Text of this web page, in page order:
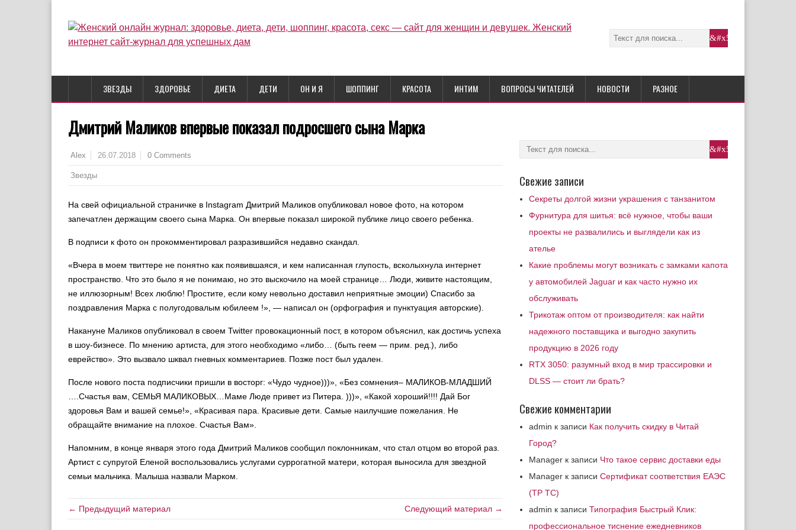
ЗВЕЗДЫ ЗДОРОВЬЕ ДИЕТА ДЕТИ ОН И Я ШОППИНГ КРАСОТА ИНТИМ ВОПРОСЫ ЧИТАТЕЛЕЙ НОВОСТИ РАЗНОЕ
Дмитрий Маликов впервые показал подросшего сына Марка
Alex 26.07.2018 0 Comments
Звезды
На свей официальной страничке в Instagram Дмитрий Маликов опубликовал новое фото, на котором
запечатлен держащим своего сына Марка. Он впервые показал широкой публике лицо своего ребенка.
В подписи к фото он прокомментировал разразившийся недавно скандал.
«Вчера в моем твиттере не понятно как появившаяся, и кем написанная глупость, всколыхнула интернет
пространство. Что это было я не понимаю, но это выскочило на моей странице… Люди, живите настоящим,
не иллюзорным! Всех люблю! Простите, если кому невольно доставил неприятные эмоции) Спасибо за
поздравления Марка с полугодовалым юбилеем !», — написал он (орфография и пунктуация авторские).
Накануне Маликов опубликовал в своем Twitter провокационный пост, в котором объяснил, как достичь успеха
в шоу-бизнесе. По мнению артиста, для этого необходимо «либо… (быть геем — прим. ред.), либо
еврейство». Это вызвало шквал гневных комментариев. Позже пост был удален.
После нового поста подписчики пришли в восторг: «Чудо чудное)))», «Без сомнения– МАЛИКОВ-МЛАДШИЙ
….Счастья вам, СЕМЬЯ МАЛИКОВЫХ…Маме Люде привет из Питера. )))», «Какой хороший!!!! Дай Бог
здоровья Вам и вашей семье!», «Красивая пара. Красивые дети. Самые наилучшие пожелания. Не
обращайте внимание на плохое. Счастья Вам».
Напомним, в конце января этого года Дмитрий Маликов сообщил поклонникам, что стал отцом во второй раз.
Артист с супругой Еленой воспользовались услугами суррогатной матери, которая выносила для звездной
семьи мальчика. Малыша назвали Марком.
← Предыдущий материал Следующий материал →
Свежие записи
Секреты долгой жизни украшения с танзанитом
Фурнитура для шитья: всё нужное, чтобы ваши
проекты не развалились и выглядели как из
ателье
Какие проблемы могут возникать с замками капота
у автомобилей Jaguar и как часто нужно их
обслуживать
Трикотаж оптом от производителя: как найти
надежного поставщика и выгодно закупить
продукцию в 2026 году
RTX 3050: разумный вход в мир трассировки и
DLSS — стоит ли брать?
Свежие комментарии
admin к записи Как получить скидку в Читай
Город?
Manager к записи Что такое сервис доставки еды
Manager к записи Сертификат соответствия ЕАЭС
(ТР ТС)
admin к записи Типография Быстрый Клик:
профессиональное тиснение ежедневников